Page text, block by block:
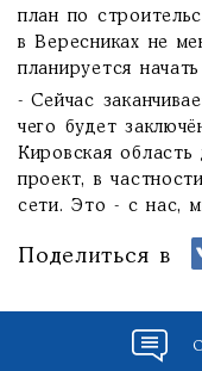
план по
в Вересниках не
планируется
- Сейчас
чего будет
Кировская
проект, в
сети. Это - с нас,
Поделиться в